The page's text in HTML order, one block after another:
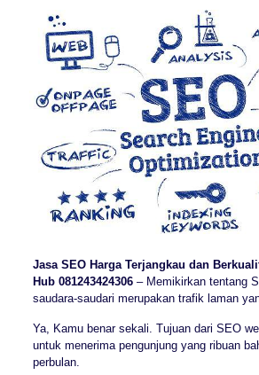
Jasa SEO Harga Terjangkau dan
Hub 081243424306– Memikirkan tentang
saudara-saudari merupakan trafik laman
Ya, Kamu benar sekali. Tujuan dari SEO
untuk menerima pengunjung yang ribuan
perbulan.